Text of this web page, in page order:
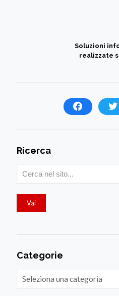
Soluzioni
realizzate
Ricerca
Categorie